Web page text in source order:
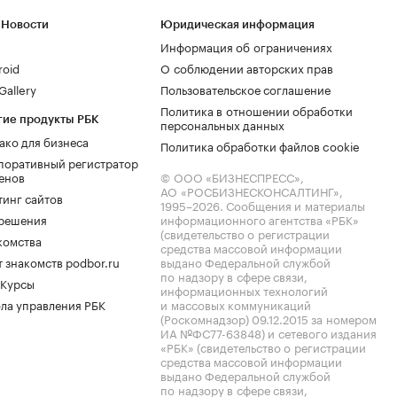
продукты РБК
для бизнеса
регистратор
сайтов
знакомств podbor.ru
управления РБК
Юридическая информация
Информация об ограничениях
О соблюдении авторских прав
Пользовательское соглашение
Политика в отношении обработки
персональных данных
Политика обработки файлов cookie
© ООО «БИЗНЕСПРЕСС»,
АО «РОСБИЗНЕСКОНСАЛТИНГ»,
1995–2026. Сообщения и материалы
информационного агентства «РБК»
(свидетельство о регистрации
средства массовой информации
выдано Федеральной службой
по надзору в сфере связи,
информационных технологий
и массовых коммуникаций
(Роскомнадзор) 09.12.2015 за номером
ИА №ФС77-63848) и сетевого издания
«РБК» (свидетельство о регистрации
средства массовой информации
выдано Федеральной службой
по надзору в сфере связи,